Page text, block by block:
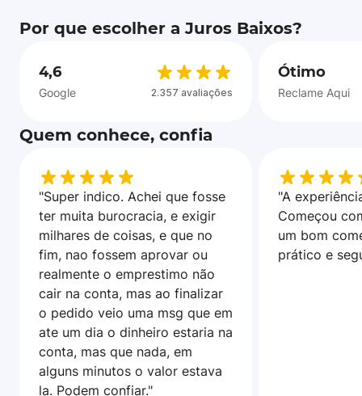
Por que escolher a Juros Baixos?
4,6
Google 2.357 avaliações
Ótimo
Reclame Aqui
Quem conhece, confia
"Super indico. Achei que fosse
ter muita burocracia, e exigir
milhares de coisas, e que no
fim, nao fossem aprovar ou
realmente o emprestimo não
cair na conta, mas ao finalizar
o pedido veio uma msg que em
ate um dia o dinheiro estaria na
conta, mas que nada, em
alguns minutos o valor estava
la. Podem confiar."
"A
Começou
um bom
prático e